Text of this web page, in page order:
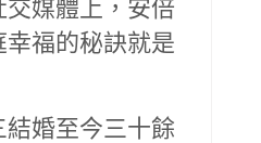
媒體上，安倍
福的秘訣就是
婚至今三十餘